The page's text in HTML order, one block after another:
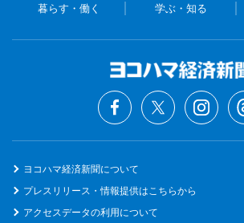
暮らす・働く 学ぶ・知る
ヨコハマ経済新聞について
プレスリリース・情報提供はこちらから
アクセスデータの利用について